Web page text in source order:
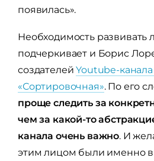
появилась».
Необходимость
подчеркивает и Борис
создателейYoutube-
«Сортировочная». По его
проще следить за
чем за какой-то
канала очень важно. И
этим лицом были именно